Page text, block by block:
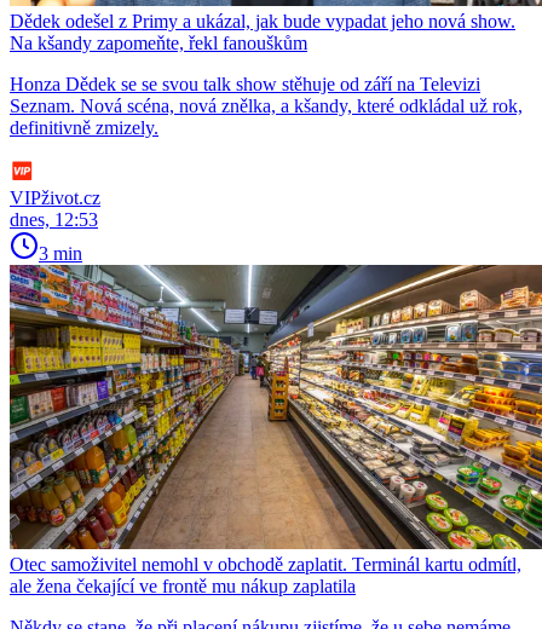
Dědek odešel z Primy a ukázal, jak bude vypadat jeho nová show.
Na kšandy zapomeňte, řekl fanouškům
Honza Dědek se se svou talk show stěhuje od září na Televizi
Seznam. Nová scéna, nová znělka, a kšandy, které odkládal už rok,
definitivně zmizely.
VIPživot.cz
dnes, 12:53
3 min
Otec samoživitel nemohl v obchodě zaplatit. Terminál kartu odmítl,
ale žena čekající ve frontě mu nákup zaplatila